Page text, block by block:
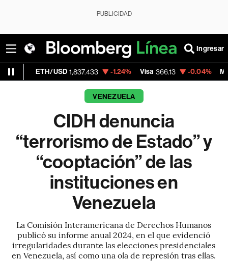
PUBLICIDAD
Ingresar
1,837.433 -1.24% Visa 366.13 -0.04% MercadoLibre
VENEZUELA
CIDH denuncia
“terrorismo de Estado” y
“cooptación” de las
instituciones en
Venezuela
La Comisión Interamericana de Derechos Humanos
publicó su informe anual 2024, en el que evidenció
irregularidades durante las elecciones presidenciales
en Venezuela, así como una ola de represión tras ellas.